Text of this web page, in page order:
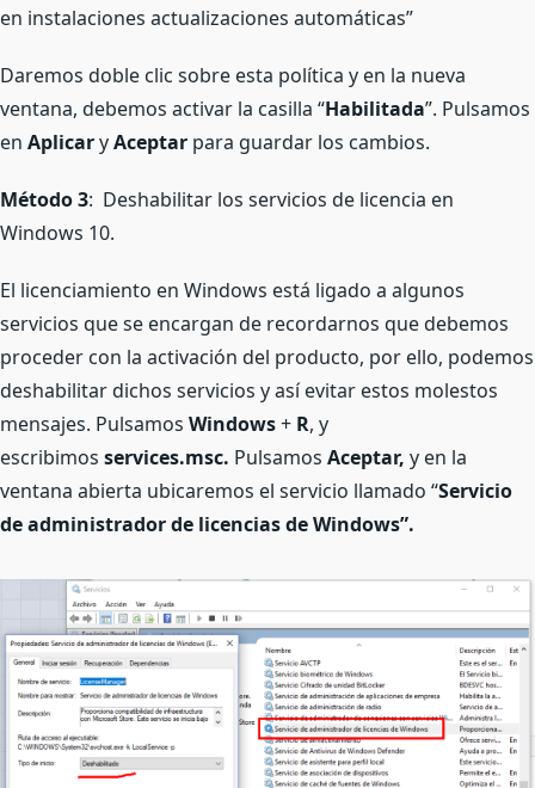
en instalaciones actualizaciones automáticas”
Daremos doble clic sobre esta política y en la nueva
ventana, debemos activar la casilla “Habilitada”. Pulsamos
en AplicaryAceptar para guardar los cambios.
Método 3: Deshabilitar los servicios de licencia en
Windows 10.
El licenciamiento en Windows está ligado a algunos
servicios que se encargan de recordarnos que debemos
proceder con la activación del producto, por ello, podemos
deshabilitar dichos servicios y así evitar estos molestos
mensajes. Pulsamos Windows+ R, y
escribimos services.msc. Pulsamos Aceptar, y en la
ventana abierta ubicaremos el servicio llamado “Servicio
de administrador de licencias de Windows”.